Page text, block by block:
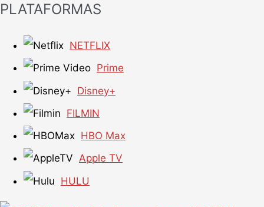
PLATAFORMAS
NETFLIX
Prime
Disney+
FILMIN
HBO Max
Apple TV
HULU